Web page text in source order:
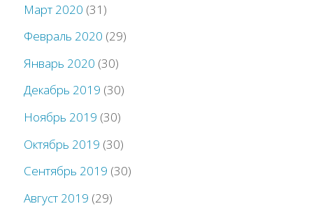
Март 2020 (31)
Февраль 2020 (29)
Январь 2020 (30)
Декабрь 2019 (30)
Ноябрь 2019 (30)
Октябрь 2019 (30)
Сентябрь 2019 (30)
Август 2019 (29)